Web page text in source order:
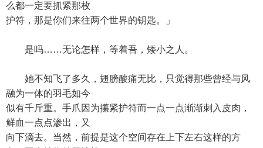
么都一定要抓紧那枚
护符，那是你们来往两个世界的钥匙。」
是吗……无论怎样，等着吾，矮小之人。
她不知飞了多久，翅膀酸痛无比，只觉得那些曾经与风
融为一体的羽毛如今
似有千斤重。手爪因为攥紧护符而一点一点渐渐刺入皮肉，
鲜血一点点渗出，又
向下滴去。当然，前提是这个空间存在上下左右这样的方